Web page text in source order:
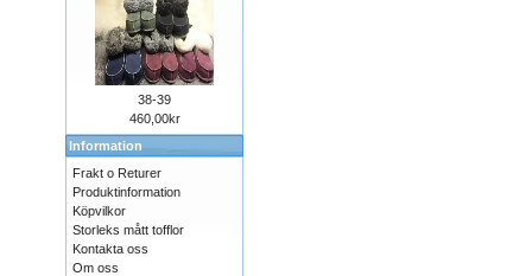
38-39
460,00kr
Information
Frakt o Returer
Produktinformation
Köpvilkor
Storleks mått tofflor
Kontakta oss
Om oss